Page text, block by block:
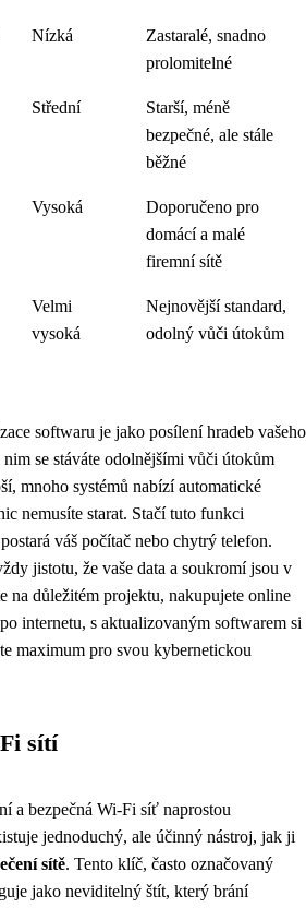
Nízká
Zastaralé, snadno
prolomitelné
Střední
Starší, méně
bezpečné, ale stále
běžné
Vysoká
Doporučeno pro
domácí a malé
firemní sítě
Velmi
vysoká
Nejnovější standard,
odolný vůči útokům
softwaru je jako posílení hradeb vašeho
se stáváte odolnějšími vůči útokům
mnoho systémů nabízí automatické
nemusíte starat. Stačí tuto funkci
váš počítač nebo chytrý telefon.
jistotu, že vaše data a soukromí jsou v
na důležitém projektu, nakupujete online
internetu, s aktualizovaným softwarem si
maximum pro svou kybernetickou
sítí
a bezpečná Wi-Fi síť naprostou
jednoduchý, ale účinný nástroj, jak ji
sítě. Tento klíč, často označovaný
jako neviditelný štít, který brání